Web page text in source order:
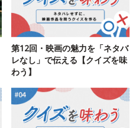
第12回・映画の魅力を「ネタバ
レなし」で伝える【クイズを味
わう】